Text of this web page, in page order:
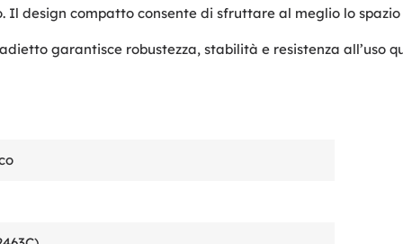
Il design compatto consente di sfruttare al meglio lo spazio
garantisce robustezza, stabilità e resistenza